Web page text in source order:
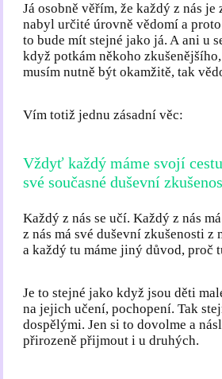
Já osobně věřím, že každý z nás je
nabyl určité úrovně vědomí a
to bude mít stejné jako já. A ani u
když potkám někoho
musím nutně být okamžitě, tak
Vím totiž jednu zásadní věc:
Vždyť každý máme svojí
své současné duševní
Každý z nás se učí. Každý z nás
z nás má své duševní zkušenosti
a každý tu máme jiný důvod, proč
Je to stejné jako když jsou děti
na jejich učení, pochopení. Tak
dospělými. Jen si to dovolme a
přirozeně přijmout i u druhých.